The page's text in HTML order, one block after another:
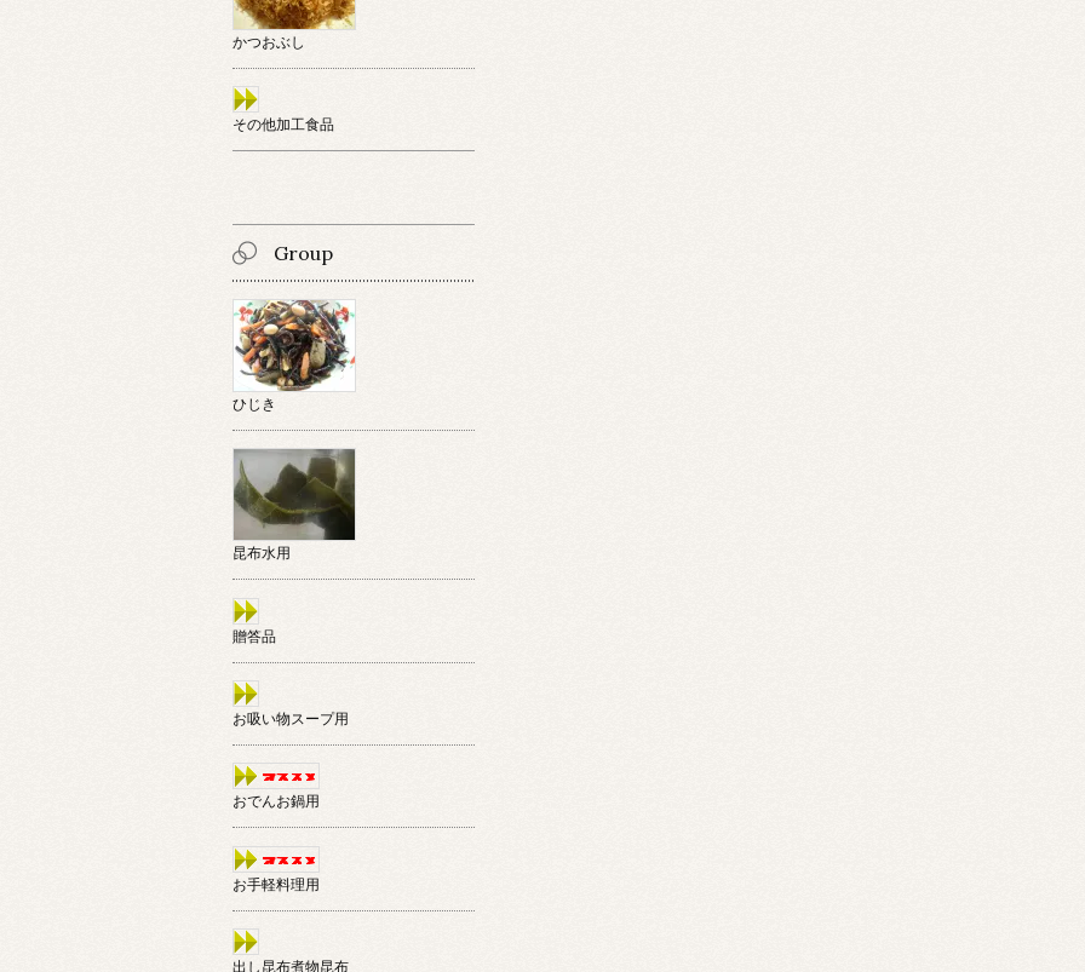
かつおぶし
その他加工食品
Group
ひじき
昆布水用
贈答品
お吸い物スープ用
おでんお鍋用
お手軽料理用
出し昆布煮物昆布